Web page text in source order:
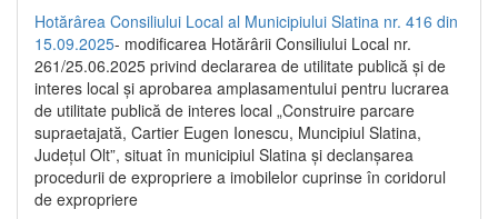
Hotărârea Consiliului Local al Municipiului Slatina nr. 416 din
15.09.2025- modificarea Hotărârii Consiliului Local nr.
261/25.06.2025 privind declararea de utilitate publică și de
interes local și aprobarea amplasamentului pentru lucrarea
de utilitate publică de interes local „Construire parcare
supraetajată, Cartier Eugen Ionescu, Muncipiul Slatina,
Județul Olt”, situat în municipiul Slatina și declanșarea
procedurii de expropriere a imobilelor cuprinse în coridorul
de expropriere